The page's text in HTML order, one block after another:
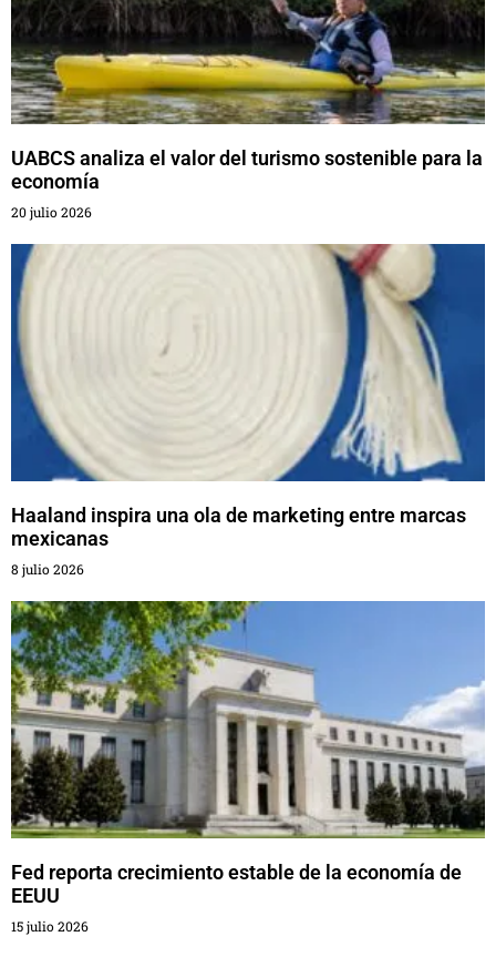
UABCS analiza el valor del turismo sostenible para la
economía
20 julio 2026
Haaland inspira una ola de marketing entre marcas
mexicanas
8 julio 2026
Fed reporta crecimiento estable de la economía de
EEUU
15 julio 2026